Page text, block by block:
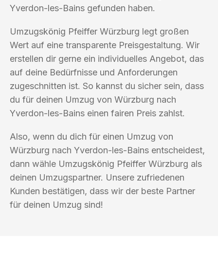
Yverdon-les-Bains gefunden haben.
Umzugskönig Pfeiffer Würzburg legt großen
Wert auf eine transparente Preisgestaltung. Wir
erstellen dir gerne ein individuelles Angebot, das
auf deine Bedürfnisse und Anforderungen
zugeschnitten ist. So kannst du sicher sein, dass
du für deinen Umzug von Würzburg nach
Yverdon-les-Bains einen fairen Preis zahlst.
Also, wenn du dich für einen Umzug von
Würzburg nach Yverdon-les-Bains entscheidest,
dann wähle Umzugskönig Pfeiffer Würzburg als
deinen Umzugspartner. Unsere zufriedenen
Kunden bestätigen, dass wir der beste Partner
für deinen Umzug sind!